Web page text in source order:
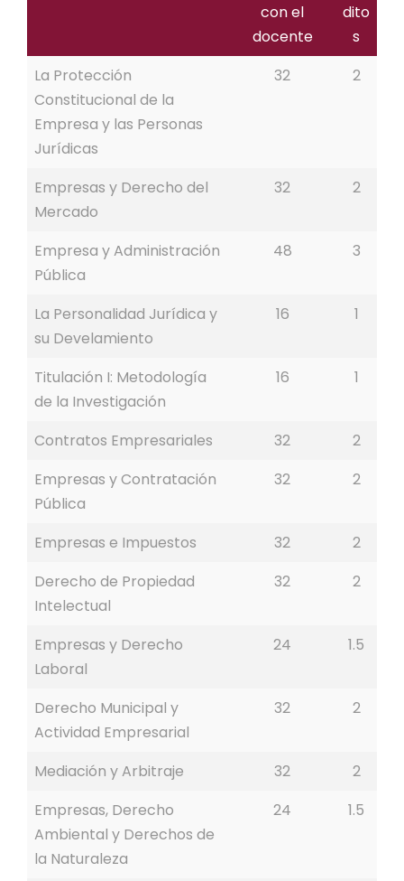
con el
docente
dito
s
La Protección
Constitucional de la
Empresa y las Personas
Jurídicas
32 2
Empresas y Derecho del
Mercado
32 2
Empresa y Administración
Pública
48 3
La Personalidad Jurídica y
su Develamiento
16 1
Titulación I: Metodología
de la Investigación
16 1
Contratos Empresariales 32
2
Empresas y Contratación
Pública
32 2
Empresas e Impuestos 32
2
Derecho de Propiedad
Intelectual
32 2
Empresas y Derecho
Laboral
24 1.5
Derecho Municipal y
Actividad Empresarial
32 2
Mediación y Arbitraje 32
2
Empresas, Derecho
Ambiental y Derechos de
la Naturaleza
24 1.5